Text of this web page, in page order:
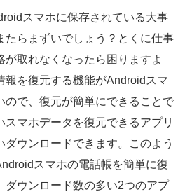
スマホに保存されている大事
たらまずいでしょう？とくに仕事
が取れなくなったら困りますよ
報を復元する機能がAndroidスマ
ので、復元が簡単にできることで
スマホデータを復元できるアプリ
ダウンロードできます。このよう
スマホの電話帳を簡単に復
ダウンロード数の多い2つのアプ